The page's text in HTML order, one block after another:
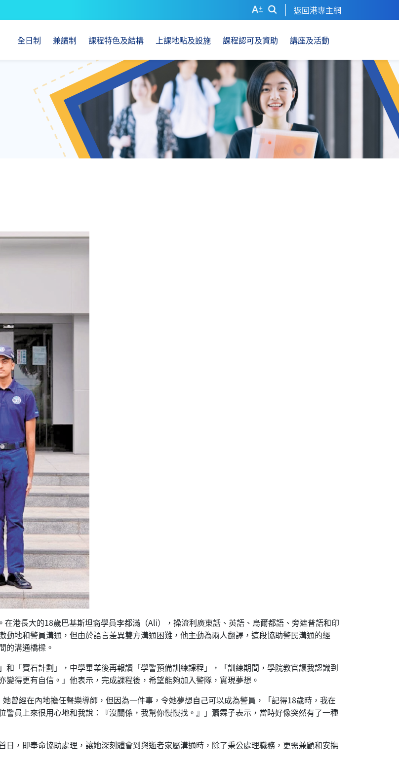
返回港專主網
全日制 兼讀制 課程特色及結構 上課地點及設施 課程認可及資助 講座及活動
港長大的18歲巴基斯坦裔學員李都滿（Ali），操流利廣東話、英語、烏爾都語、旁遮普語和印
地和警員溝通，但由於語言差異雙方溝通困難，他主動為兩人翻譯，這段協助警民溝通的經
的溝通橋樑。
「寶石計劃」，中學畢業後再報讀「學警預備訓練課程」，「訓練期間，學院教官讓我認識到
得更有自信。」他表示，完成課程後，希望能夠加入警隊，實現夢想。
曾經在內地擔任聲樂導師，但因為一件事，令她夢想自己可以成為警員，「記得18歲時，我在
員上來很用心地和我說：『沒關係，我幫你慢慢找。』」蕭霖子表示，當時好像突然有了一種
，即奉命協助處理，讓她深刻體會到與逝者家屬溝通時，除了秉公處理職務，更需兼顧和安撫